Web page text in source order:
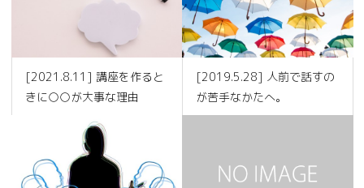
[2021.8.11] 講座を作ると
きに○○が大事な理由
[2019.5.28] 人前で話すの
が苦手なかたへ。